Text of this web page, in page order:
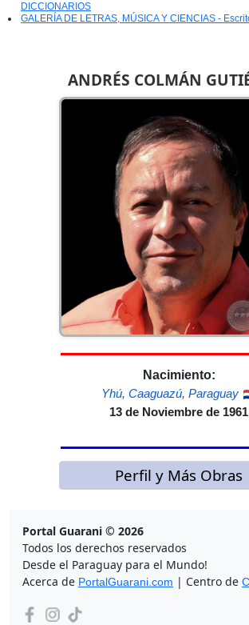
ANDRÉS COLMÁN
Nacimiento:
Yhú, Caaguazú, Paraguay
13 de Noviembre de 1961
Perfil y Más Obras
DICCIONARIOS
GALERÍA DE LETRAS, MÚSICA Y CIENCIAS -
Portal Guarani © 2026
Todos los derechos reservados
Desde el Paraguay para el Mundo!
Acerca de PortalGuarani.com | Centro de